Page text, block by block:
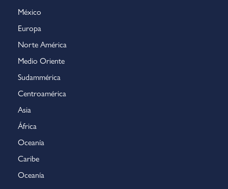
México
Europa
Norte América
Medio Oriente
Sudammérica
Centroamérica
Asia
África
Oceanía
Caribe
Oceanía